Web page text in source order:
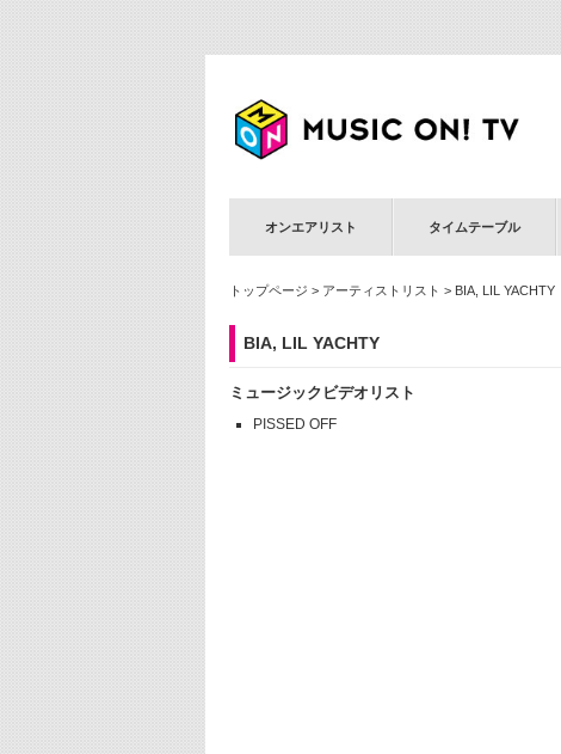
オンエアリスト タイムテーブル
トップページ > アーティストリスト > BIA, LIL YACHTY
BIA, LIL YACHTY
ミュージックビデオリスト
PISSED OFF